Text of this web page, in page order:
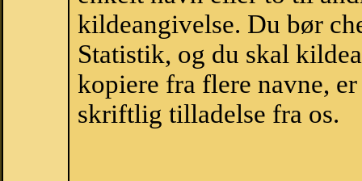
kildeangivelse. Du bør
Statistik, og du skal
kopiere fra flere navne,
skriftlig tilladelse fra os.